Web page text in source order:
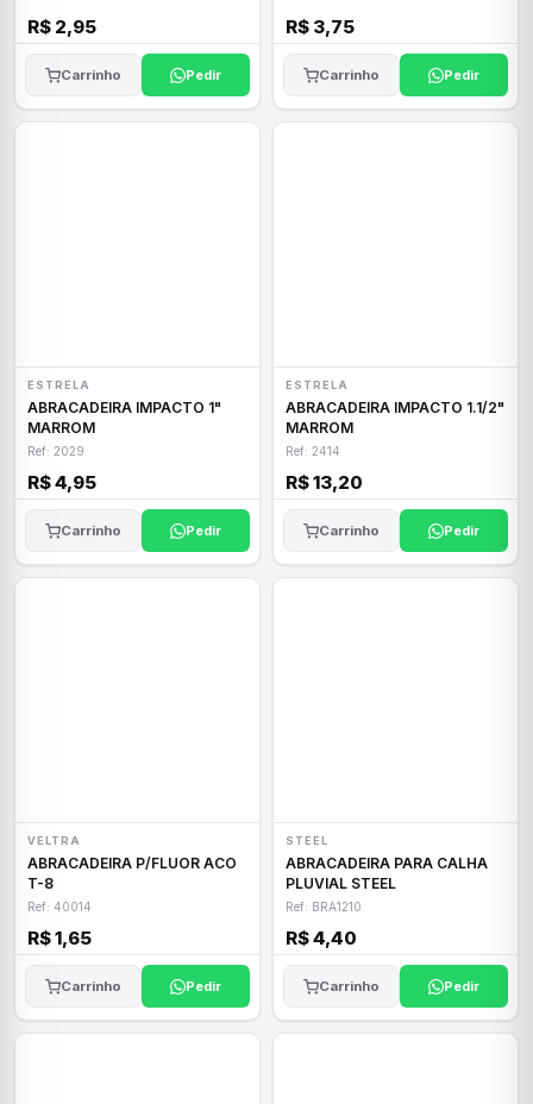
R$ 2,95
Carrinho Pedir
R$ 3,75
Carrinho Pedir
ESTRELA
ABRACADEIRA IMPACTO 1"
MARROM
Ref: 2029
R$ 4,95
Carrinho Pedir
ESTRELA
ABRACADEIRA IMPACTO 1.1/2"
MARROM
Ref: 2414
R$ 13,20
Carrinho Pedir
VELTRA
ABRACADEIRA P/FLUOR ACO
T-8
Ref: 40014
R$ 1,65
Carrinho Pedir
STEEL
ABRACADEIRA PARA CALHA
PLUVIAL STEEL
Ref: BRA1210
R$ 4,40
Carrinho Pedir